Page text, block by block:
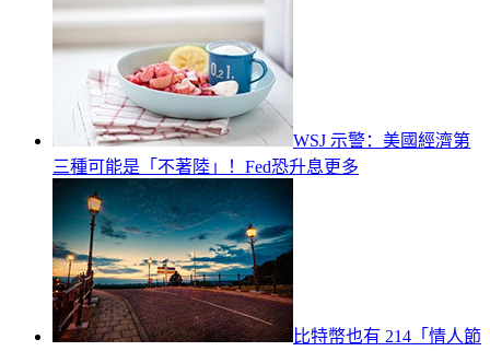
WSJ 示警：美國經濟第
三種可能是「不著陸」！Fed恐升息更多
比特幣也有 214「情人節